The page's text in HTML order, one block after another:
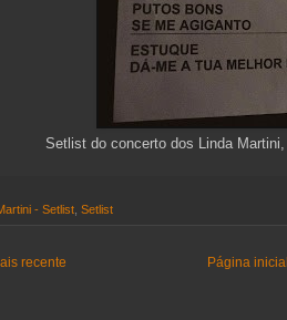
Setlist do concerto dos Linda
- Setlist Setlist
recente Página